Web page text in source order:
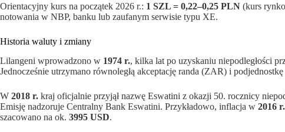
Orientacyjny kurs na początek 2026 r.: 1 SZL = 0,22–0,25 PLN (kurs
notowania w NBP, banku lub zaufanym serwisie typu XE.
Historia waluty i zmiany
Lilangeni wprowadzono w 1974 r., kilka lat po uzyskaniu niepodległości
Jednocześnie utrzymano równoległą akceptację randa (ZAR) i
W 2018 r. kraj oficjalnie przyjął nazwę Eswatini z okazji 50. rocznicy
Emisję nadzoruje Centralny Bank Eswatini. Przykładowo, inflacja w 2016 r.
szacowano na ok. 3995 USD.